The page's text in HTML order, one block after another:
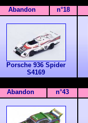
Abandon n°18
Porsche 936 Spider
S4169
Abandon n°43